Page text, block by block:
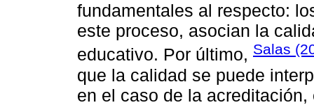
fundamentales al respecto:
este proceso, asocian la
educativo. Por último, Salas
que la calidad se puede
en el caso de la